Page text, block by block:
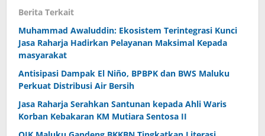
Berita Terkait
Muhammad Awaluddin: Ekosistem Terintegrasi Kunci
Jasa Raharja Hadirkan Pelayanan Maksimal Kepada
masyarakat
Antisipasi Dampak El Niño, BPBPK dan BWS Maluku
Perkuat Distribusi Air Bersih
Jasa Raharja Serahkan Santunan kepada Ahli Waris
Korban Kebakaran KM Mutiara Sentosa II